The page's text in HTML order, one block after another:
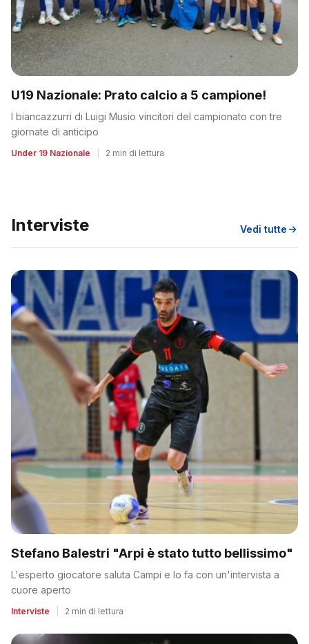
U19 Nazionale: Prato calcio a 5 campione!
I biancazzurri di Luigi Musio vincitori del campionato con tre
giornate di anticipo
Under 19 Nazionale 2 min di lettura
Interviste Vedi tutte
Stefano Balestri "Arpi è stato tutto bellissimo"
L'esperto giocatore saluta Campi e lo fa con un'intervista a
cuore aperto
Interviste 2 min di lettura